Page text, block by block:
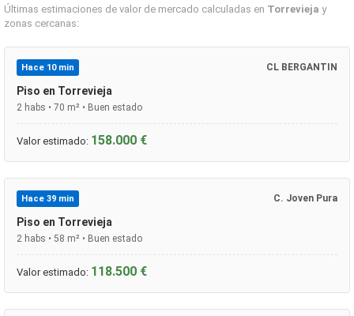
Últimas estimaciones de valor de mercado calculadas en Torrevieja y
zonas cercanas:
Hace 10 min CL BERGANTIN
Piso en Torrevieja
2 habs • 70 m² • Buen estado
Valor estimado: 158.000 €
Hace 39 min C. Joven Pura
Piso en Torrevieja
2 habs • 58 m² • Buen estado
Valor estimado: 118.500 €